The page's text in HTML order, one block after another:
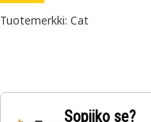
Tuotemerkki: Cat
Sopiiko se?